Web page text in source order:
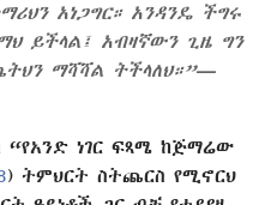
አነጋግር። አንዳንዴ ችግሩ
ይችላል፤ አብዛኛውን ጊዜ ግን
ማሻሻል ትችላለህ።”—
ነገር ፍጻሜ ከጅማሬው
) ትምህርት ስትጨርስ የሚኖርህ